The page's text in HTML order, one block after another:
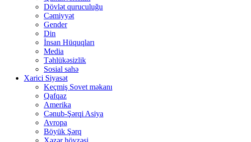
Dövlət quruculuğu
Cəmiyyət
Gender
Din
İnsan Hüquqları
Media
Təhlükəsizlik
Sosial sahə
Xarici Siyasət
Keçmiş Sovet məkanı
Qafqaz
Amerika
Cənub-Şərqi Asiya
Avropa
Böyük Şərq
Xəzər hövzəsi